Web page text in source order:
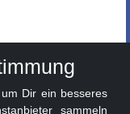
Dir ein besseres
sammeln